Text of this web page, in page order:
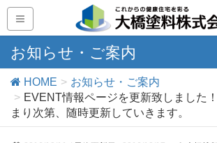
お知らせ・ご案内
HOME
お知らせ・ご案内
EVENT情報ページを更新致しました
まり次第、随時更新していきます。